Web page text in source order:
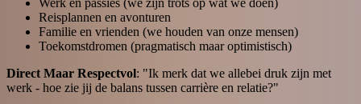
Werk en passies (we zijn trots op wat we doen)
Reisplannen en avonturen
Familie en vrienden (we houden van onze mensen)
Toekomstdromen (pragmatisch maar optimistisch)
Direct Maar Respectvol: "Ik merk dat we allebei druk zijn met
werk - hoe zie jij de balans tussen carrière en relatie?"